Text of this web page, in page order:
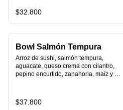
$32.800
Bowl Salmón Tempura
Arroz de sushi, salmón tempura,
aguacate, queso crema con cilantro,
pepino encurtido, zanahoria, maíz y
$37.800